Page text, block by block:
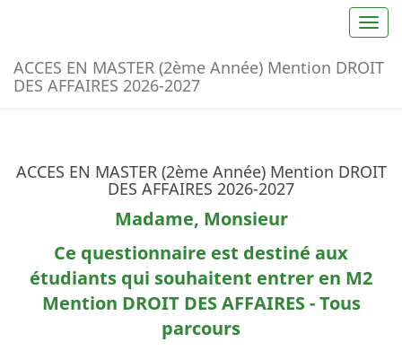
ACCES EN MASTER (2ème Année) Mention DROIT
DES AFFAIRES 2026-2027
ACCES EN MASTER (2ème Année) Mention DROIT
DES AFFAIRES 2026-2027
Madame, Monsieur
Ce questionnaire est destiné aux
étudiants qui souhaitent entrer en M2
Mention DROIT DES AFFAIRES - Tous
parcours